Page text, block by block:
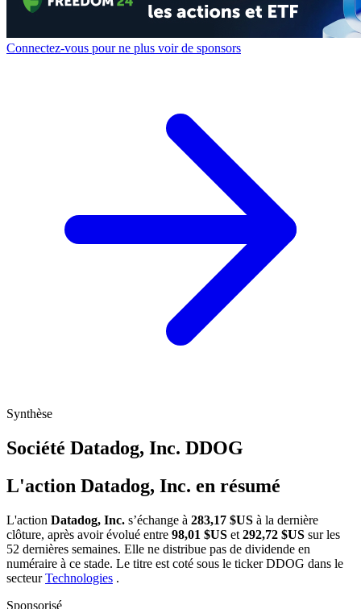
Connectez-vous pour ne plus voir de sponsors
Synthèse
Société Datadog, Inc. DDOG
L'action Datadog, Inc. en résumé
L'action Datadog, Inc. s’échange à 283,17 $US à la dernière
clôture, après avoir évolué entre 98,01 $US et 292,72 $US sur les
52 dernières semaines. Elle ne distribue pas de dividende en
numéraire à ce stade. Le titre est coté sous le tickerDDOG dans le
secteurTechnologies .
Sponsorisé